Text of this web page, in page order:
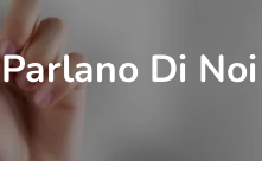
Parlano Di Noi